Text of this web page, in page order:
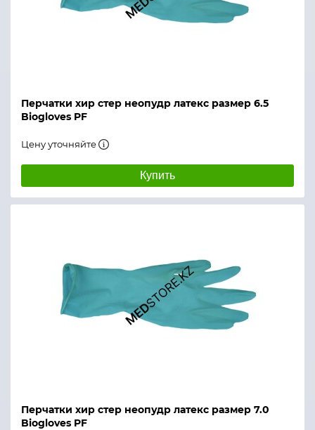
Перчатки хир стер неопудр латекс размер 6.5
Biogloves PF
Цену уточняйте
Купить
Перчатки хир стер неопудр латекс размер 7.0
Biogloves PF